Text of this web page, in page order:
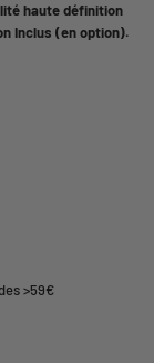
haute définition
Inclus (en option).
>59€
34